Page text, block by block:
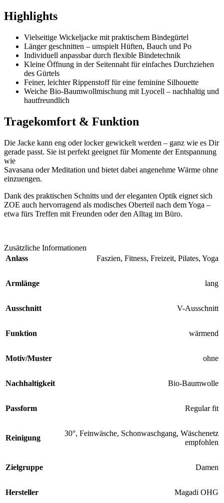
Highlights
Vielseitige Wickeljacke mit praktischem Bindegürtel
Länger geschnitten – umspielt Hüften, Bauch und Po
Individuell anpassbar durch flexible Bindetechnik
Kleine Öffnung in der Seitennaht für einfaches Durchziehen
des Gürtels
Feiner, leichter Rippenstoff für eine feminine Silhouette
Weiche Bio-Baumwollmischung mit Lyocell – nachhaltig und
hautfreundlich
Tragekomfort & Funktion
Die Jacke kann eng oder locker gewickelt werden – ganz wie es Dir
gerade passt. Sie ist perfekt geeignet für Momente der Entspannung
wie
Savasana oder Meditation und bietet dabei angenehme Wärme ohne
einzuengen.
Dank des praktischen Schnitts und der eleganten Optik eignet sich
ZOE auch hervorragend als modisches Oberteil nach dem Yoga –
etwa fürs Treffen mit Freunden oder den Alltag im Büro.
Zusätzliche Informationen
Anlass
Faszien, Fitness, Freizeit, Pilates, Yoga
Armlänge lang
Ausschnitt V-Ausschnitt
Funktion wärmend
Motiv/Muster ohne
Nachhaltigkeit Bio-Baumwolle
Passform Regular fit
Reinigung
30°, Feinwäsche, Schonwaschgang, Wäschenetz
empfohlen
Zielgruppe Damen
Hersteller Magadi OHG